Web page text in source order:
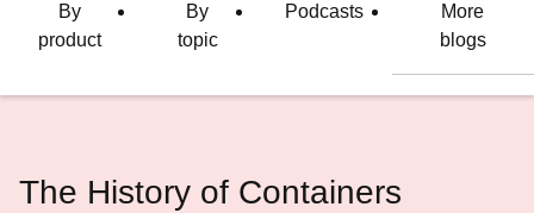
By
product
By
topic
Podcasts
More
blogs
The History of Containers